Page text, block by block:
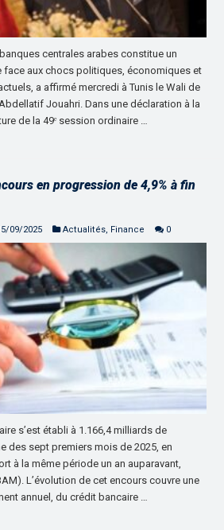
centrales arabes constitue un
aux chocs politiques, économiques et
a affirmé mercredi à Tunis le Wali de
Jouahri. Dans une déclaration à la
de la 49ᵉ session ordinaire …
en progression de 4,9% à fin
09/2025 Actualités, Finance 0
s’est établi à 1.166,4 milliards de
des sept premiers mois de 2025, en
à la même période un an auparavant,
L’évolution de cet encours couvre une
annuel, du crédit bancaire …